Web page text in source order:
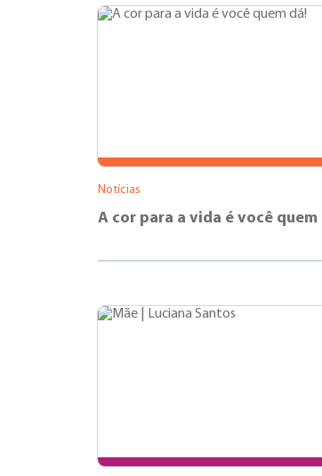
Notícias
A cor para a vida é você quem